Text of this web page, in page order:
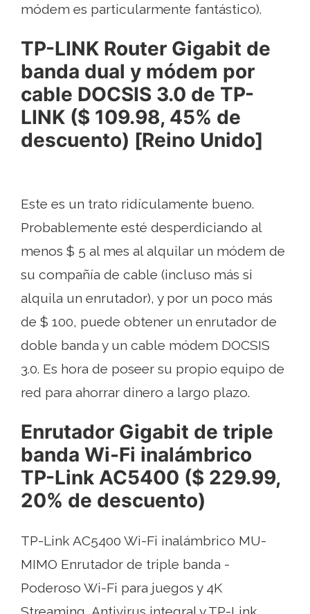
módem es particularmente fantástico).
TP-LINK Router Gigabit de
banda dual y módem por
cable DOCSIS 3.0 de TP-
LINK ($ 109.98, 45% de
descuento) [Reino Unido]
Este es un trato ridículamente bueno.
Probablemente esté desperdiciando al
menos $ 5 al mes al alquilar un módem de
su compañía de cable (incluso más si
alquila un enrutador), y por un poco más
de $ 100, puede obtener un enrutador de
doble banda y un cable módem DOCSIS
3.0. Es hora de poseer su propio equipo de
red para ahorrar dinero a largo plazo.
Enrutador Gigabit de triple
banda Wi-Fi inalámbrico
TP-Link AC5400 ($ 229.99,
20% de descuento)
TP-Link AC5400 Wi-Fi inalámbrico MU-
MIMO Enrutador de triple banda -
Poderoso Wi-Fi para juegos y 4K